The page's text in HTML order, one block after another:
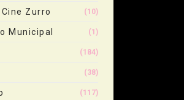
Zurro (10)
Municipal (1)
(184)
(38)
(117)